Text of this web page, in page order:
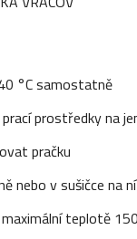
°C samostatně
prostředky na
pračku
nebo v sušičce na
teplotě